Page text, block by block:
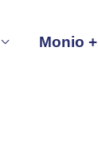
Monio +